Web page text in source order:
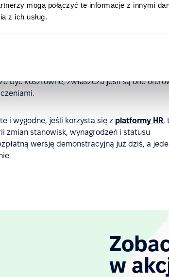
mogą połączyć te informacje z innymi
z ich usług.
może być skomplikowane,
i przepisami.
wnioski o nadgodziny.
być kosztowne, zwłaszcza jeśli są one
i wygodne, jeśli korzysta się z platformy HR,
zmian stanowisk, wynagrodzeń i statusu
wersję demonstracyjną już dziś, a
w